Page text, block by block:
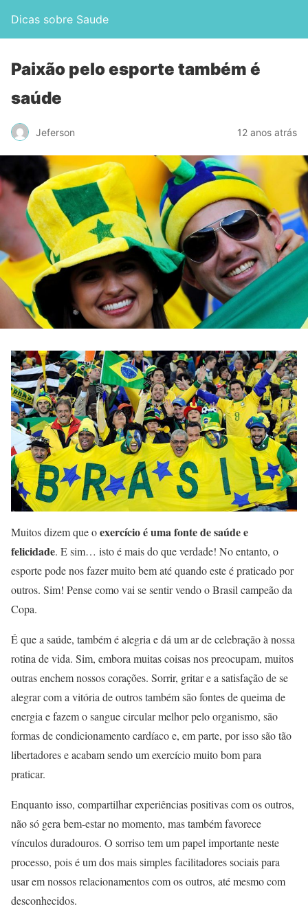
Dicas sobre Saude
Paixão pelo esporte também é
saúde
Jeferson 12 anos atrás
Muitos dizem que oexercício é uma fonte de saúde e
felicidade. E sim… isto é mais do que verdade! No entanto, o
esporte pode nos fazer muito bem até quando este é praticado por
outros. Sim! Pense como vai se sentir vendo o Brasil campeão da
Copa.
É que a saúde, também é alegria e dá um ar de celebração à nossa
rotina de vida. Sim, embora muitas coisas nos preocupam, muitos
outras enchem nossos corações. Sorrir, gritar e a satisfação de se
alegrar com a vitória de outros também são fontes de queima de
energia e fazem o sangue circular melhor pelo organismo, são
formas de condicionamento cardíaco e, em parte, por isso são tão
libertadores e acabam sendo um exercício muito bom para
praticar.
Enquanto isso, compartilhar experiências positivas com os outros,
não só gera bem-estar no momento, mas também favorece
vínculos duradouros. O sorriso tem um papel importante neste
processo, pois é um dos mais simples facilitadores sociais para
usar em nossos relacionamentos com os outros, até mesmo com
desconhecidos.